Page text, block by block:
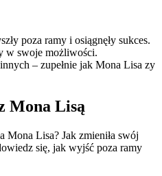
poza ramy i osiągnęły sukces.
w swoje możliwości.
– zupełnie jak Mona Lisa zy
Mona Lisą
Mona Lisa? Jak zmieniła swój
się, jak wyjść poza ramy